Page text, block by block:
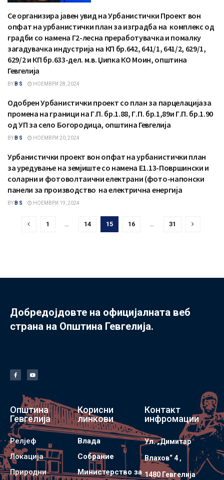
СООПШТЕНИЈА
Се организира јавен увид на Урбанистички Проект вон
опфат на урбанистички план за изградба на комплекс од
градби со намена Г2-лесна преработувачка и помалку
загадувачка индустрија на КП бр.642, 641/1, 641/2, 629/1,
629/2 и КП бр.633-дел. м.в. Џипка КО Моин, општина
Гевгелија
BY B S НОЕМВРИ 28, 2024
СООПШТЕНИЈА
Одобрен Урбанистички проект со план за парцелацијаза
промена на граници на Г.П. бр.1.88, Г.П. бр.1,89и Г.П. бр.1.90
од УП за село Богородица, општина Гевгелија
BY B S НОЕМВРИ 20, 2024
СООПШТЕНИЈА
Урбанистички проект вон опфат на урбанистички план
за уредување на земјиште со намена Е1.13-Површински и
соларни и фотоволтаични електрани (фото-напонски
панели за производство на електрична енергија
BY B S НОЕМВРИ 19, 2024
1 14 15 16 31
Добредојдовте на официјалната веб
страна на Општина Гевгелија.
Општина
Гевгелија
Релјеф
Локација
Природни
Корисни
линкови
Влада
Собрание
Министерство за
Контакт
инфромации
Ул. „Димитар
Влахов“ 4 ,
1480 Гевгелијa